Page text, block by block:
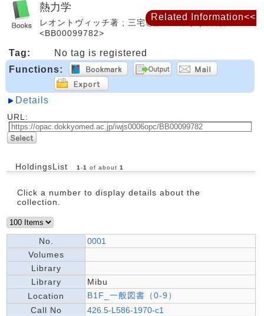
熱力学
レオントヴィッチ著 ; 三宅彰訳. -- みすず書房, 1955.
<BB00099782>
Tag:
No tag is registered
Functions:
Details
URL:
HoldingsList 1-1 of about 1
Click a number to display details about the
collection.
No.
0001
Volumes
Library
Library
Mibu
Location
B1F_一般図書（0-9）
Call No
426.5-L586-1970-c1
Related Information<<